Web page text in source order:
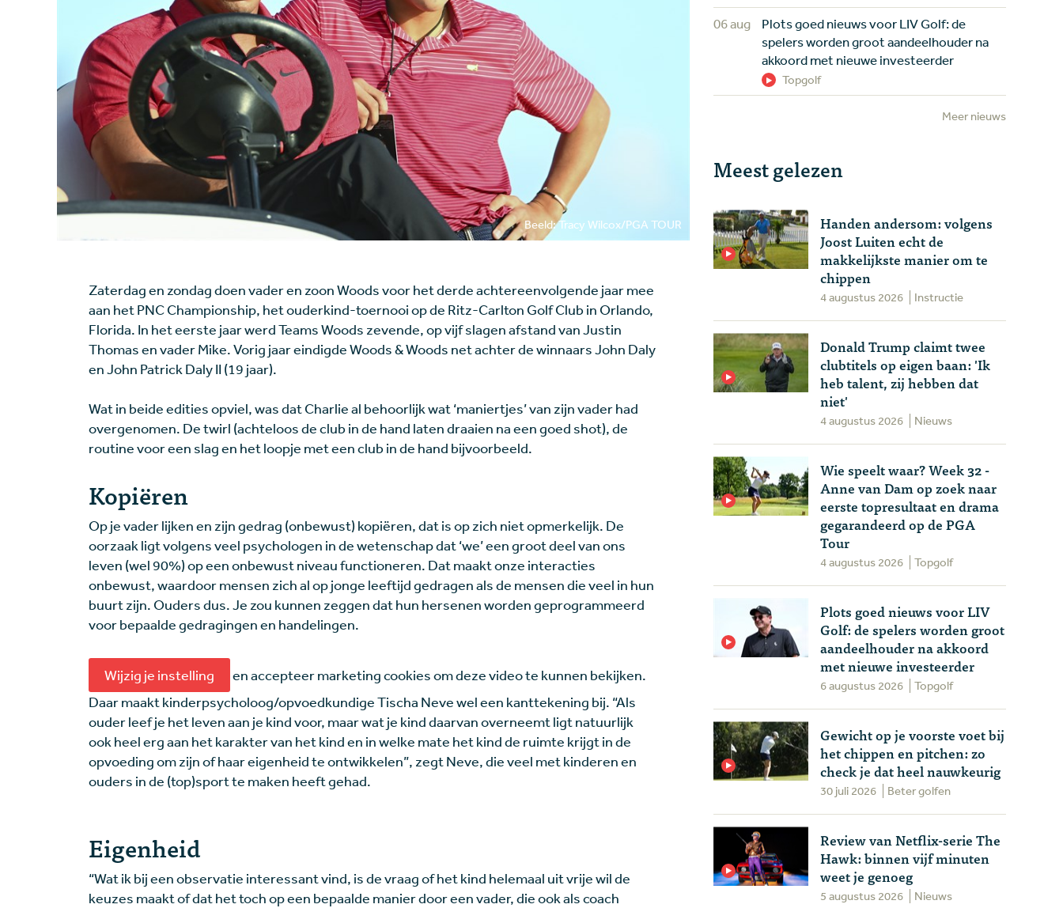
Beeld: Tracy Wilcox/PGA TOUR
Zaterdag en zondag doen vader en zoon Woods voor het derde achtereenvolgende jaar mee
aan het PNC Championship, het ouderkind-toernooi op de Ritz-Carlton Golf Club in Orlando,
Florida. In het eerste jaar werd Teams Woods zevende, op vijf slagen afstand van Justin
Thomas en vader Mike. Vorig jaar eindigde Woods & Woods net achter de winnaars John Daly
en John Patrick Daly II (19 jaar).
Wat in beide edities opviel, was dat Charlie al behoorlijk wat ‘maniertjes’ van zijn vader had
overgenomen. De twirl (achteloos de club in de hand laten draaien na een goed shot), de
routine voor een slag en het loopje met een club in de hand bijvoorbeeld.
Kopiëren
Op je vader lijken en zijn gedrag (onbewust) kopiëren, dat is op zich niet opmerkelijk. De
oorzaak ligt volgens veel psychologen in de wetenschap dat ‘we’ een groot deel van ons
leven (wel 90%) op een onbewust niveau functioneren. Dat maakt onze interacties
onbewust, waardoor mensen zich al op jonge leeftijd gedragen als de mensen die veel in hun
buurt zijn. Ouders dus. Je zou kunnen zeggen dat hun hersenen worden geprogrammeerd
voor bepaalde gedragingen en handelingen.
Wijzig je instelling
en accepteer marketing cookies om deze video te kunnen bekijken.
Daar maakt kinderpsycholoog/opvoedkundige Tischa Neve wel een kanttekening bij. “Als
ouder leef je het leven aan je kind voor, maar wat je kind daarvan overneemt ligt natuurlijk
ook heel erg aan het karakter van het kind en in welke mate het kind de ruimte krijgt in de
opvoeding om zijn of haar eigenheid te ontwikkelen”, zegt Neve, die veel met kinderen en
ouders in de (top)sport te maken heeft gehad.
Eigenheid
“Wat ik bij een observatie interessant vind, is de vraag of het kind helemaal uit vrije wil de
keuzes maakt of dat het toch op een bepaalde manier door een vader, die ook als coach
06 aug
Plots goed nieuws voor LIV Golf: de
spelers worden groot aandeelhouder na
akkoord met nieuwe investeerder
Topgolf
Meer nieuws
Meest gelezen
Handen andersom: volgens
Joost Luiten echt de
makkelijkste manier om te
chippen
4 augustus 2026 Instructie
Donald Trump claimt twee
clubtitels op eigen baan: 'Ik
heb talent, zij hebben dat
niet'
4 augustus 2026 Nieuws
Wie speelt waar? Week 32 -
Anne van Dam op zoek naar
eerste topresultaat en drama
gegarandeerd op de PGA
Tour
4 augustus 2026 Topgolf
Plots goed nieuws voor LIV
Golf: de spelers worden groot
aandeelhouder na akkoord
met nieuwe investeerder
6 augustus 2026 Topgolf
Gewicht op je voorste voet bij
het chippen en pitchen: zo
check je dat heel nauwkeurig
30 juli 2026 Beter golfen
Review van Netflix-serie The
Hawk: binnen vijf minuten
weet je genoeg
5 augustus 2026 Nieuws